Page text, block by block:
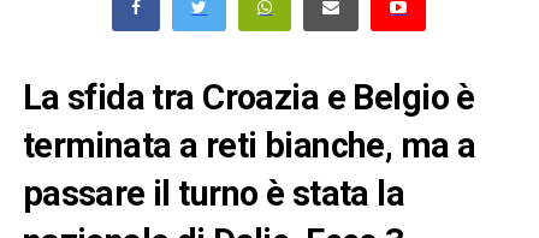
La sfida tra Croazia e Belgio è
terminata a reti bianche, ma a
passare il turno è stata la